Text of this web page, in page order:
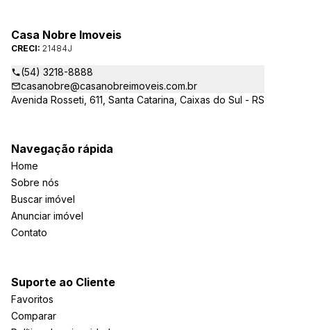
Casa Nobre Imoveis
CRECI: 21484J
(54) 3218-8888
casanobre@casanobreimoveis.com.br
Avenida Rosseti, 611, Santa Catarina, Caixas do Sul - RS
Navegação rápida
Home
Sobre nós
Buscar imóvel
Anunciar imóvel
Contato
Suporte ao Cliente
Favoritos
Comparar